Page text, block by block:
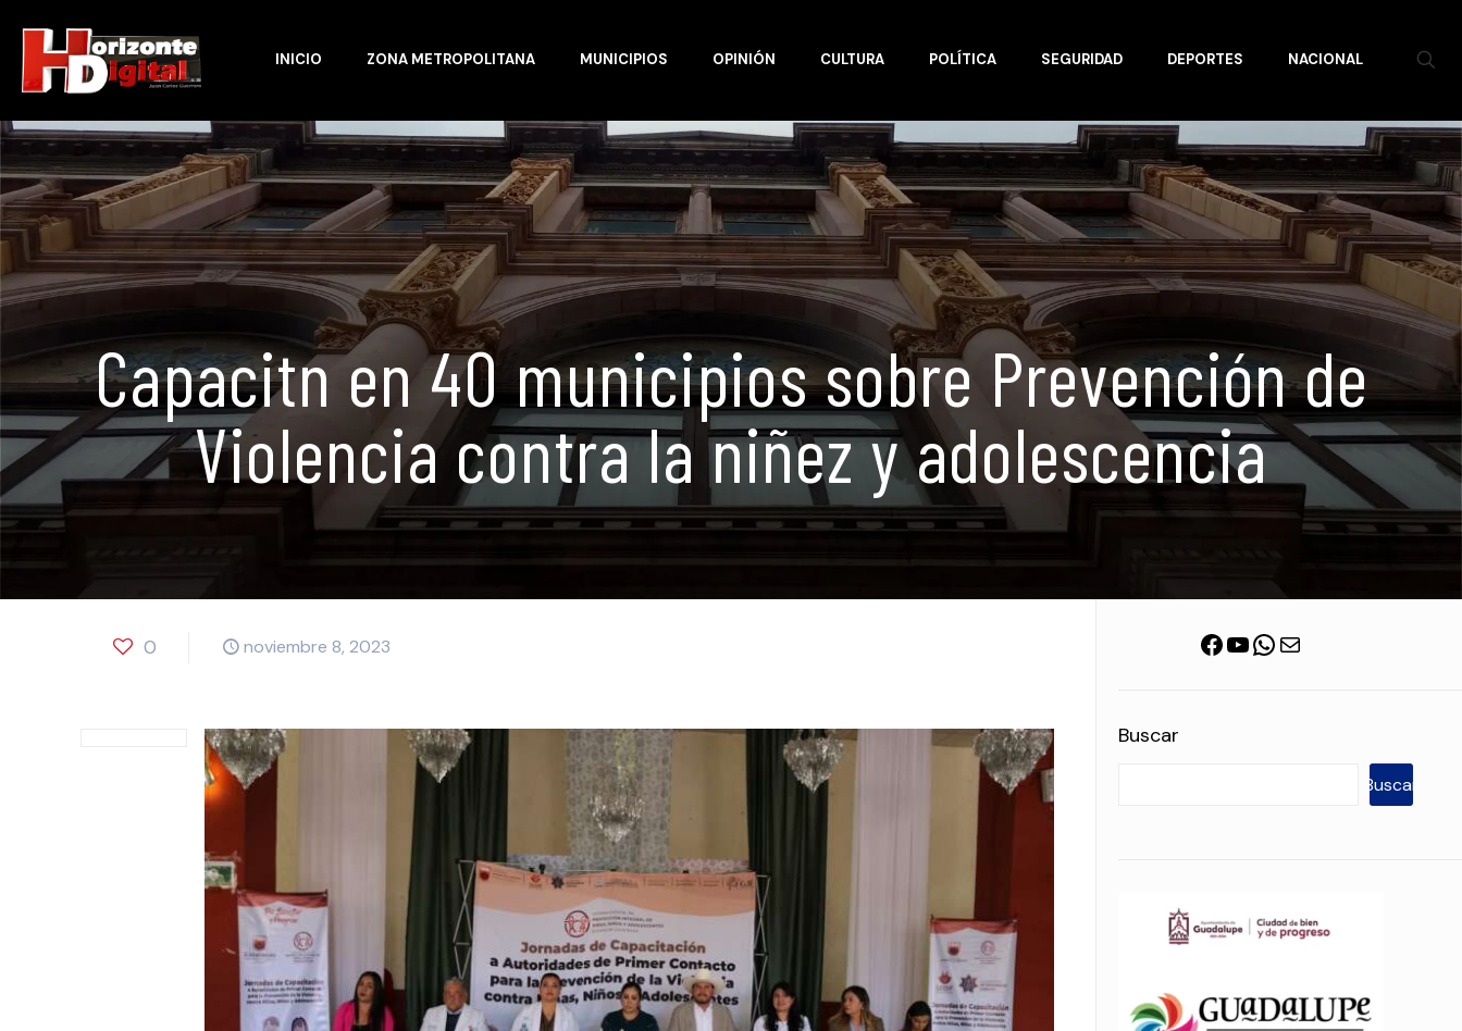
INICIO ZONA METROPOLITANA MUNICIPIOS OPINIÓN CULTURA POLÍTICA SEGURIDAD DEPORTES NACIONAL
Capacitn en 40 municipios sobre Prevención de
Violencia contra la niñez y adolescencia
0 noviembre 8, 2023 Facebook
YouTube
WhatsApp
Correo electrónico
Buscar
Buscar